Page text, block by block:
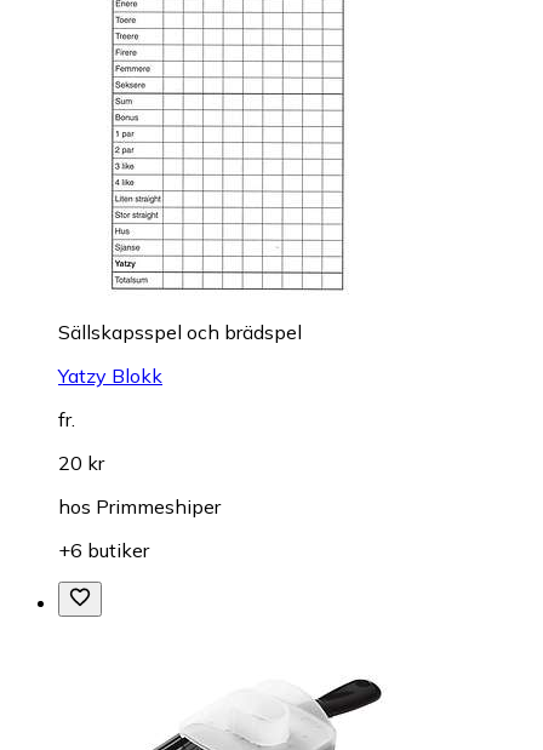
Sällskapsspel och brädspel
Yatzy Blokk
fr.
20 kr
hos Primmeshiper
+6 butiker